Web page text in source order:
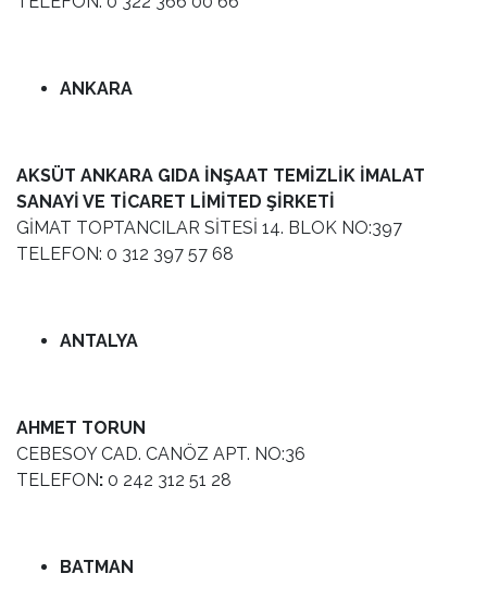
ANKARA
AKSÜT ANKARA GIDA İNŞAAT TEMİZLİK İMALAT
SANAYİ VE TİCARET LİMİTED ŞİRKETİ
GİMAT TOPTANCILAR SİTESİ 14. BLOK NO:397
TELEFON: 0 312 397 57 68
ANTALYA
AHMET TORUN
CEBESOY CAD. CANÖZ APT. NO:36
TELEFON: 0 242 312 51 28
BATMAN